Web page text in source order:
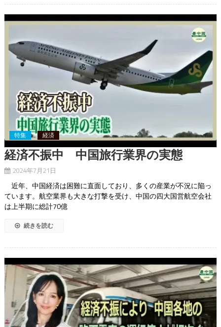
特集 経済
経済不振中 中国旅行業界の実態
2024年7月21日
近年、中国経済は困難に直面しており、多くの産業が不況に陥っ
ています。航空業界も大きな打撃を受け、中国の四大国営航空会社
は上半期に総計70億
続きを読む